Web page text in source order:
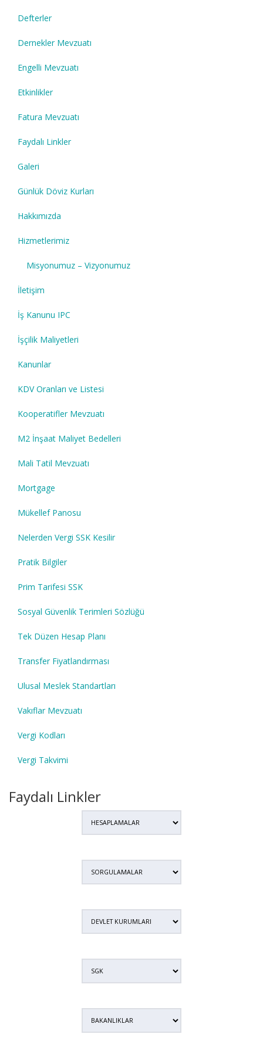
Defterler
Dernekler Mevzuatı
Engelli Mevzuatı
Etkinlikler
Fatura Mevzuatı
Faydalı Linkler
Galeri
Günlük Döviz Kurları
Hakkımızda
Hizmetlerimiz
Misyonumuz – Vizyonumuz
İletişim
İş Kanunu IPC
İşçilik Maliyetleri
Kanunlar
KDV Oranları ve Listesi
Kooperatifler Mevzuatı
M2 İnşaat Maliyet Bedelleri
Mali Tatil Mevzuatı
Mortgage
Mükellef Panosu
Nelerden Vergi SSK Kesilir
Pratik Bilgiler
Prim Tarifesi SSK
Sosyal Güvenlik Terimleri Sözlüğü
Tek Düzen Hesap Planı
Transfer Fiyatlandırması
Ulusal Meslek Standartları
Vakıflar Mevzuatı
Vergi Kodları
Vergi Takvimi
Faydalı Linkler